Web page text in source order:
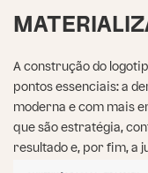
A construção do
pontos essenciais: a
moderna e com mais
que são estratégia,
resultado e, por fim, a